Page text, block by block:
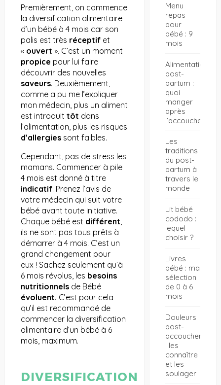
Premièrement, on commence
la diversification alimentaire
d’un bébé à 4 mois car son
palis est très réceptifet
« ouvert ». C’est un moment
propice pour lui faire
découvrir des nouvelles
saveurs. Deuxièmement,
comme a pu me l’expliquer
mon médecin, plus un aliment
est introduit tôt dans
l’alimentation, plus les risques
d’allergiessont faibles.
Cependant, pas de stress les
mamans. Commencer à pile
4 mois est donné à titre
indicatif. Prenez l’avis de
votre médecin qui suit votre
bébé avant toute initiative.
Chaque bébé est différent
ils ne sont pas tous prêts à
démarrer à 4 mois. C’est un
grand changement pour
eux ! Sachez seulement qu’à
6 mois révolus, les besoins
nutritionnels de Bébé
évoluent. C’est pour cela
qu’il est recommandé de
commencer la diversification
alimentaire d’un bébé à 6
mois, maximum.
DIVERSIFICATION
Menu
repas
pour
bébé : 9
mois
Alimentation
post-
partum :
quoi
manger
après
Les
traditions
du post-
partum à
travers le
monde
Lit bébé
cododo :
lequel
choisir ?
Livres
bébé : ma
sélection
de 0 à 6
mois
Douleurs
post-
accouchement
: les
connaître
et les
soulager